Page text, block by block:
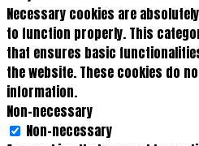
Necessary cookies are
to function properly. This
that ensures basic
the website. These cookies do
information.
Non-necessary
Non-necessary